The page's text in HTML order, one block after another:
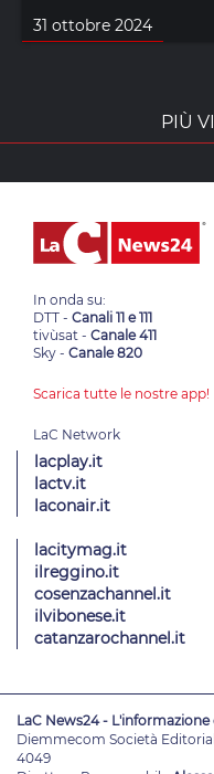
31 ottobre 2024
PIÙ
In onda su:
DTT - Canali 11 e 111
tivùsat - Canale 411
Sky - Canale 820
Scarica tutte le nostre app!
lacplay.it
lactv.it
laconair.it
lacitymag.it
ilreggino.it
cosenzachannel.it
ilvibonese.it
catanzarochannel.it
LaC News24 -
Diemmecom Società
4049